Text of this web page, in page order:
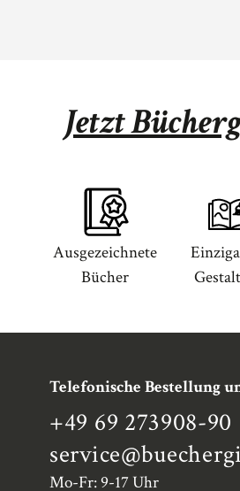
Jetzt
Ausgezeichnete
Bücher
Telefonische Bestellung
+49 69 273908-90
service
Mo-Fr: 9-17 Uhr